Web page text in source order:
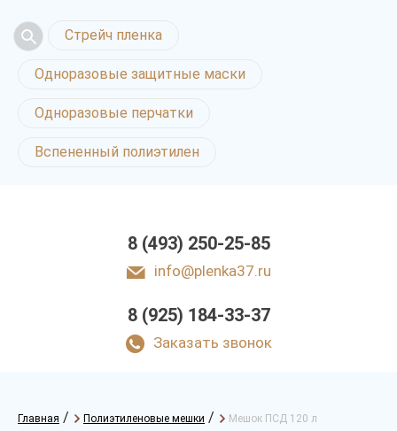
Стрейч пленка
Одноразовые защитные маски
Одноразовые перчатки
Вспененный полиэтилен
8 (493) 250-25-85
info@plenka37.ru
8 (925) 184-33-37
Заказать звонок
Главная / Полиэтиленовые мешки / Мешок ПСД 120 л